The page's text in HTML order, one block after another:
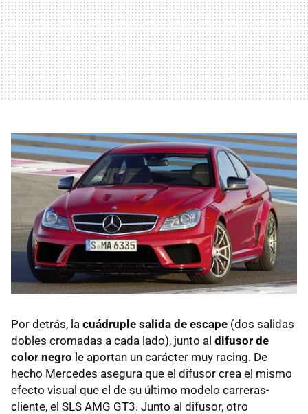
Por detrás, la cuádruple salida de escape (dos salidas
dobles cromadas a cada lado), junto al difusor de
color negro le aportan un carácter muy racing. De
hecho Mercedes asegura que el difusor crea el mismo
efecto visual que el de su último modelo carreras-
cliente, el SLS AMG GT3. Junto al difusor, otro